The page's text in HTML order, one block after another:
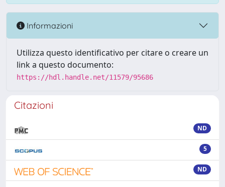
Informazioni
Utilizza questo identificativo per citare o creare un
link a questo documento:
https://hdl.handle.net/11579/95686
Citazioni
ND
5
ND